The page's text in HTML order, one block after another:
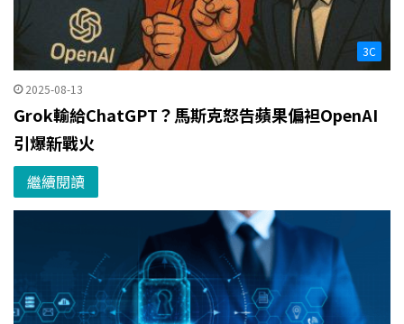
3C
2025-08-13
Grok輸給ChatGPT？馬斯克怒告蘋果偏袒OpenAI
引爆新戰火
繼續閱讀